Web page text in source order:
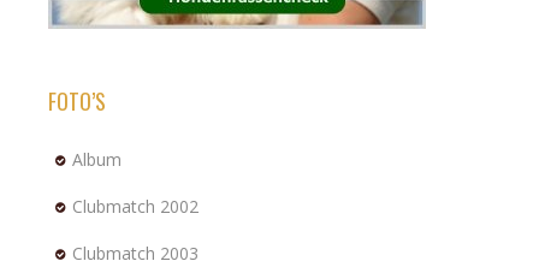
FOTO’S
Album
Clubmatch 2002
Clubmatch 2003